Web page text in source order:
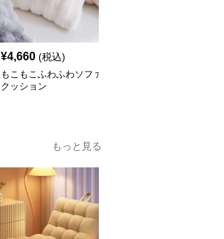
¥4,660 (税込)
もこもこふわふわソファ
クッション
もっと見る